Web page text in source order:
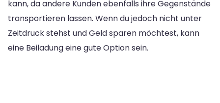
kann, da andere Kunden ebenfalls ihre Gegenstände
transportieren lassen. Wenn du jedoch nicht unter
Zeitdruck stehst und Geld sparen möchtest, kann
eine Beiladung eine gute Option sein.